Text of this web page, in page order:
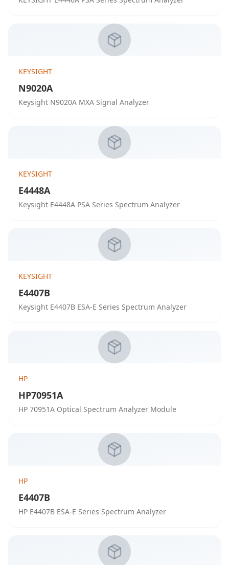
KEYSIGHT
N9020A
Keysight N9020A MXA Signal Analyzer
KEYSIGHT
E4448A
Keysight E4448A PSA Series Spectrum Analyzer
KEYSIGHT
E4407B
Keysight E4407B ESA-E Series Spectrum Analyzer
HP
HP70951A
HP 70951A Optical Spectrum Analyzer Module
HP
E4407B
HP E4407B ESA-E Series Spectrum Analyzer